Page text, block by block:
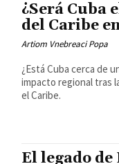
¿Será Cuba
del Caribe
Artiom Vnebreaci Popa
¿Está Cuba cerca de
impacto regional tras
el Caribe.
El legado de